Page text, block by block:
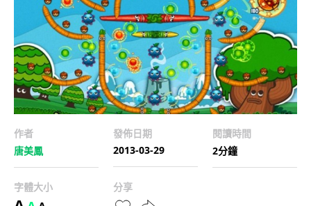
作者
唐美鳳
發佈日期
2013-03-29
閱讀時間
2分鐘
字體大小 分享